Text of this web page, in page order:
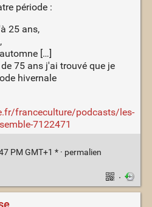
période :
25 ans,
[…]
75 ans j'ai trouvé que je
hivernale
franceculture/podcasts/les-
7122471
PM GMT+1 * · permalien
·